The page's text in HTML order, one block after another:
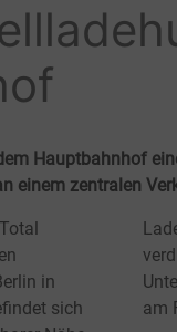
Hauptbahnhof
einem zentralen
in
sich
am